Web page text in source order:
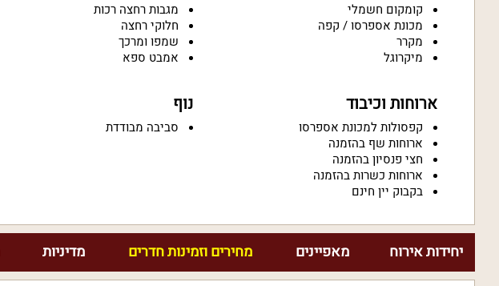
קומקום חשמלי
מכונת אספרסו / קפה
מקרר
מיקרוגל
מגבות רחצה רכות
חלוקי רחצה
שמפו ומרכך
אמבט ספא
ארוחות וכיבוד
קפסולות למכונת אספרסו
ארוחות שף בהזמנה
חצי פנסיון בהזמנה
ארוחות כשרות בהזמנה
בקבוק יין חינם
נוף
סביבה מבודדת
יחידות אירוח מאפיינים מחירים וזמינות חדרים מדיניות